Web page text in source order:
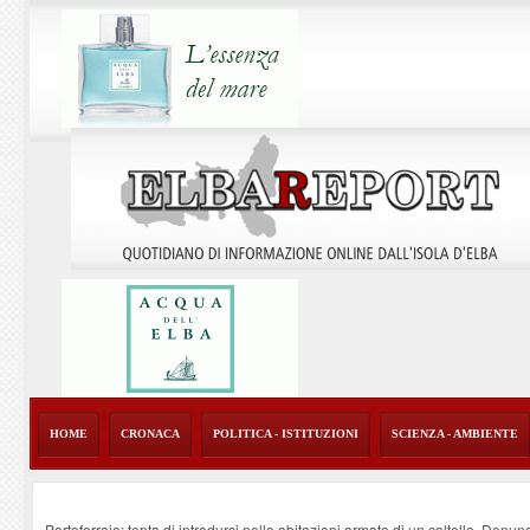
HOME CRONACA POLITICA - ISTITUZIONI SCIENZA - AMBIENTE